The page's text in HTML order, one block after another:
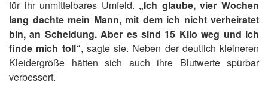
für ihr unmittelbares Umfeld. „Ich glaube, vier Wochen
lang dachte mein Mann, mit dem ich nicht verheiratet
bin, an Scheidung. Aber es sind 15 Kilo weg und ich
finde mich toll“, sagte sie. Neben der deutlich kleineren
Kleidergröße hätten sich auch ihre Blutwerte spürbar
verbessert.